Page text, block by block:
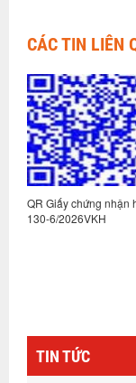
CÁC TIN LIÊN
QR Giấy chứng nhận
130-6/2026VKH
TIN TỨC